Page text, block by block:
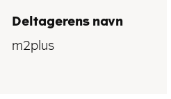
Deltagerens navn
m2plus